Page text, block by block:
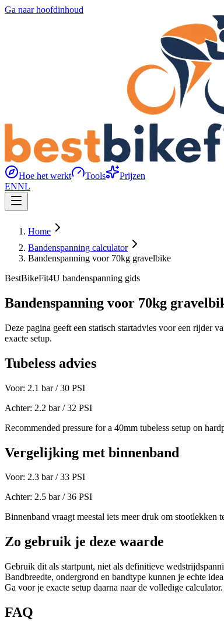
Ga naar hoofdinhoud
Hoe het werkt Tools
Prijzen
ENNL
Home
Bandenspanning calculator
Bandenspanning voor 70kg gravelbike
BestBikeFit4U bandenspanning gids
Bandenspanning voor 70kg
Deze pagina geeft een statisch startadvies voor een rijder
exacte setup.
Tubeless advies
Voor: 2.1 bar /30 PSI
Achter: 2.2 bar /32 PSI
Recommended pressure for a 40mm tubeless setup on
Vergelijking met binnenband
Voor: 2.3 bar /33 PSI
Achter: 2.5 bar /36 PSI
Binnenband vraagt meestal iets meer druk om stootlekken
Zo gebruik je deze waarde
Gebruik dit als startpunt, niet als definitieve
Bandbreedte, ondergrond en bandtype kunnen je echte
Ga voor je exacte setup daarna naar de volledige calculator.
FAQ